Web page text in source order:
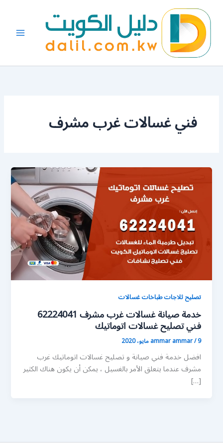
المحتوى
فني غسالات غرب مشرف
تصليح ثلاجات طباخات غسالات
خدمة صيانة غسالات غرب مشرف 62224041
فني تصليح غسالات اتوماتيك
ammar ammar/9 مايو، 2020
افضل خدمة فني صيانة و تصليح غسالات اتوماتيك غرب
مشرف عندما يتعلق الأمر بالغسيل ، يمكن أن يكون هناك الكثير
[…]